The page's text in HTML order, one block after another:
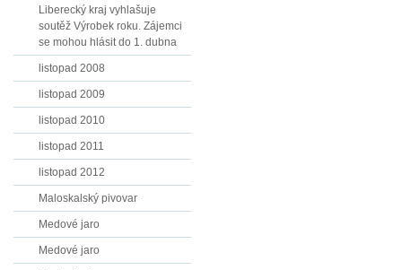
Liberecký kraj vyhlašuje
soutěž Výrobek roku. Zájemci
se mohou hlásit do 1. dubna
listopad 2008
listopad 2009
listopad 2010
listopad 2011
listopad 2012
Maloskalský pivovar
Medové jaro
Medové jaro